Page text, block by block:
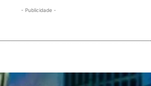
- Publicidade -